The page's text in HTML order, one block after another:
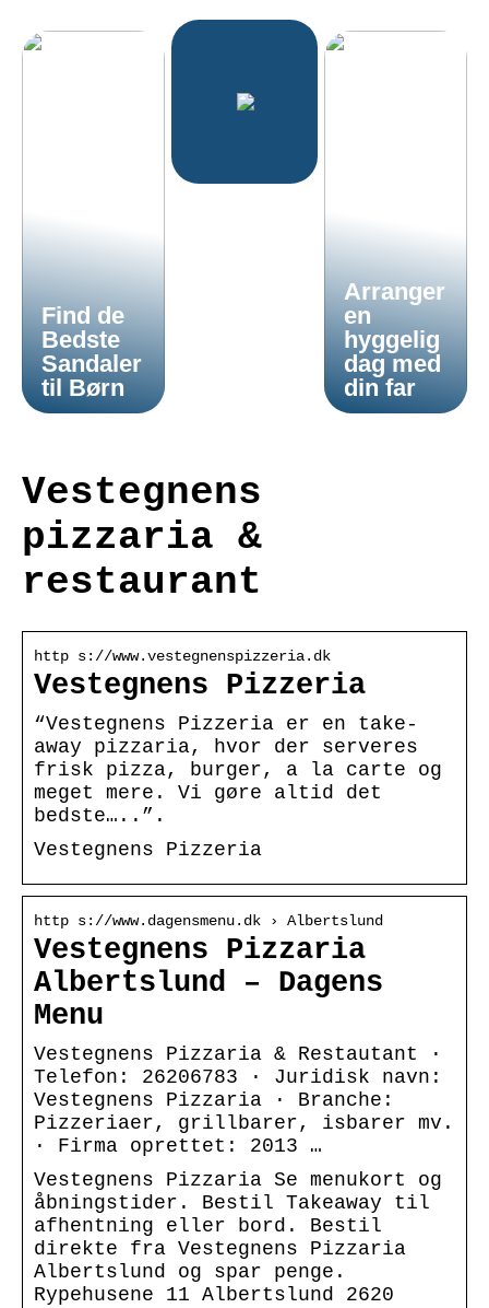
Find de
Bedste
Sandaler
til Børn
Arranger
en
hyggelig
dag med
din far
Vestegnens
pizzaria &
restaurant
http s://www.vestegnenspizzeria.dk
Vestegnens Pizzeria
“Vestegnens Pizzeria er en take-
away pizzaria, hvor der serveres
frisk pizza, burger, a la carte og
meget mere. Vi gøre altid det
bedste…..”.
Vestegnens Pizzeria
http s://www.dagensmenu.dk › Albertslund
Vestegnens Pizzaria
Albertslund – Dagens
Menu
Vestegnens Pizzaria & Restautant ·
Telefon: 26206783 · Juridisk navn:
Vestegnens Pizzaria · Branche:
Pizzeriaer, grillbarer, isbarer mv.
· Firma oprettet: 2013 …
Vestegnens Pizzaria Se menukort og
åbningstider. Bestil Takeaway til
afhentning eller bord. Bestil
direkte fra Vestegnens Pizzaria
Albertslund og spar penge.
Rypehusene 11 Albertslund 2620